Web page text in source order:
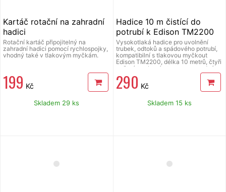
Kartáč rotační na zahradní
hadici
Rotační kartáč připojitelný na
zahradní hadici pomocí rychlospojky,
vhodný také v tlakovým myčkám.
199 Kč
Skladem 29 ks
Hadice 10 m čistící do
potrubí k Edison TM2200
Vysokotlaká hadice pro uvolnění
trubek, odtoků a spádového potrubí,
kompatibilní s tlakovou myčkout
Edison TM2200, délka 10 metrů, čtyři
zpětné tryskové otvory pro snadné
posouvání hadice potrubím a
efektivnější uvolňování překážek,
zesílená textilním úpletem, silné
290 Kč
Skladem 15 ks